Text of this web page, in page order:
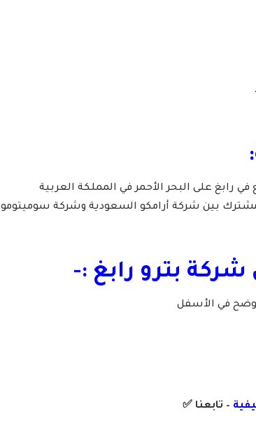
في رابغ على البحر الأحمر في المملكة العربية
بين شركة أرامكو السعودية وشركة سوميتومو
شركة بترو رابغ :-
في الأسفل
– تابعنا ✅